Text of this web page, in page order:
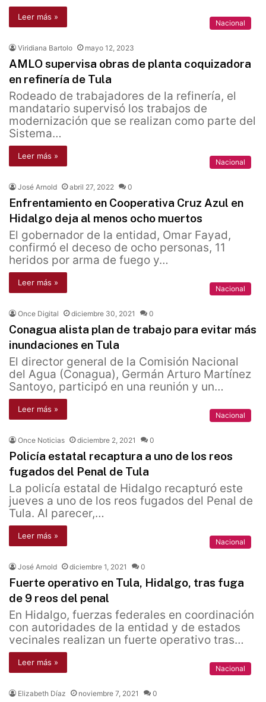
Leer más »
Nacional
Viridiana Bartolo mayo 12, 2023
AMLO supervisa obras de planta coquizadora
en refinería de Tula
Rodeado de trabajadores de la refinería, el
mandatario supervisó los trabajos de
modernización que se realizan como parte del
Sistema…
Leer más »
Nacional
José Arnold abril 27, 2022 0
Enfrentamiento en Cooperativa Cruz Azul en
Hidalgo deja al menos ocho muertos
El gobernador de la entidad, Omar Fayad,
confirmó el deceso de ocho personas, 11
heridos por arma de fuego y…
Leer más »
Nacional
Once Digital diciembre 30, 2021 0
Conagua alista plan de trabajo para evitar más
inundaciones en Tula
El director general de la Comisión Nacional
del Agua (Conagua), Germán Arturo Martínez
Santoyo, participó en una reunión y un…
Leer más »
Nacional
Once Noticias diciembre 2, 2021 0
Policía estatal recaptura a uno de los reos
fugados del Penal de Tula
La policía estatal de Hidalgo recapturó este
jueves a uno de los reos fugados del Penal de
Tula. Al parecer,…
Leer más »
Nacional
José Arnold diciembre 1, 2021 0
Fuerte operativo en Tula, Hidalgo, tras fuga
de 9 reos del penal
En Hidalgo, fuerzas federales en coordinación
con autoridades de la entidad y de estados
vecinales realizan un fuerte operativo tras…
Leer más »
Nacional
Elizabeth Díaz noviembre 7, 2021 0